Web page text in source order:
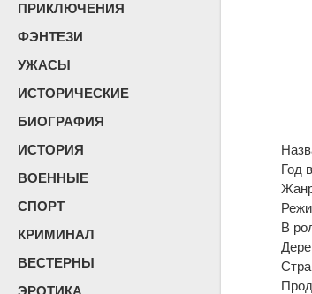
ПРИКЛЮЧЕНИЯ
ФЭНТЕЗИ
УЖАСЫ
ИСТОРИЧЕСКИЕ
БИОГРАФИЯ
ИСТОРИЯ
ВОЕННЫЕ
СПОРТ
КРИМИНАЛ
ВЕСТЕРНЫ
ЭРОТИКА
Год
В